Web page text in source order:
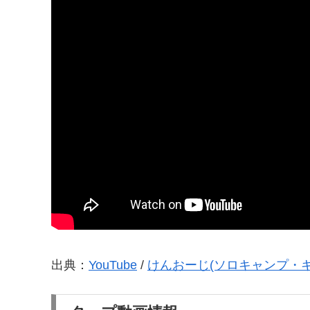
出典： YouTube / けんおーじ(ソロキャンプ・